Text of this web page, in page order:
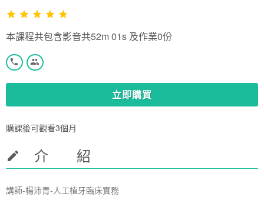
本課程共包含影音共52m 01s 及作業0份
立即購買
購課後可觀看3個月
介 紹
講師-楊沛青-人工植牙臨床實務